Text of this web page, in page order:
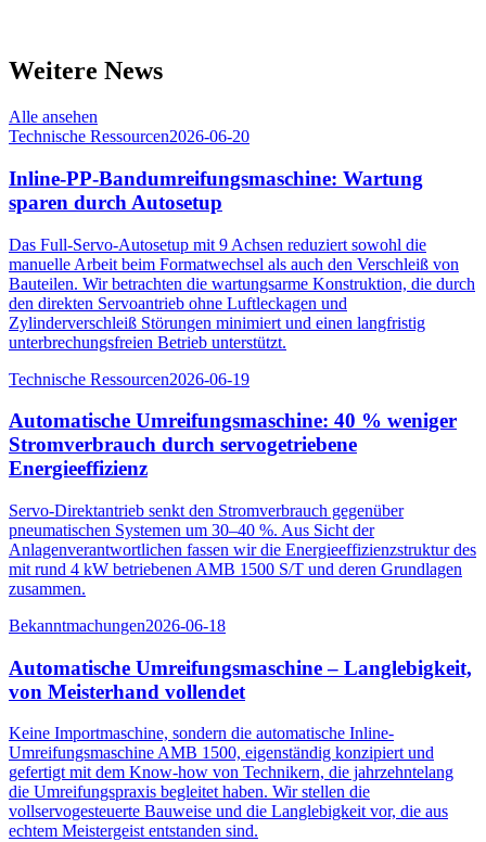
Weitere News
Alle ansehen
Technische Ressourcen2026-06-20
Inline-PP-Bandumreifungsmaschine: Wartung
sparen durch Autosetup
Das Full-Servo-Autosetup mit 9 Achsen reduziert sowohl die
manuelle Arbeit beim Formatwechsel als auch den Verschleiß von
Bauteilen. Wir betrachten die wartungsarme Konstruktion, die durch
den direkten Servoantrieb ohne Luftleckagen und
Zylinderverschleiß Störungen minimiert und einen langfristig
unterbrechungsfreien Betrieb unterstützt.
Technische Ressourcen2026-06-19
Automatische Umreifungsmaschine: 40 % weniger
Stromverbrauch durch servogetriebene
Energieeffizienz
Servo-Direktantrieb senkt den Stromverbrauch gegenüber
pneumatischen Systemen um 30–40 %. Aus Sicht der
Anlagenverantwortlichen fassen wir die Energieeffizienzstruktur des
mit rund 4 kW betriebenen AMB 1500 S/T und deren Grundlagen
zusammen.
Bekanntmachungen2026-06-18
Automatische Umreifungsmaschine – Langlebigkeit,
von Meisterhand vollendet
Keine Importmaschine, sondern die automatische Inline-
Umreifungsmaschine AMB 1500, eigenständig konzipiert und
gefertigt mit dem Know-how von Technikern, die jahrzehntelang
die Umreifungspraxis begleitet haben. Wir stellen die
vollservogesteuerte Bauweise und die Langlebigkeit vor, die aus
echtem Meistergeist entstanden sind.